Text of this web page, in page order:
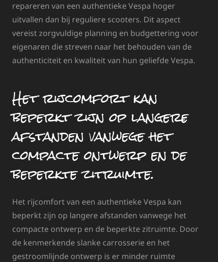
repareren van een authentieke Vespa hoger
uitvallen dan bij reguliere scooters. Dit aspect
vereist zorgvuldige planning en budgettering voor
eigenaren die streven naar het behouden van de
authenticiteit en kwaliteit van hun geliefde Vespa.
Het rijcomfort kan
beperkt zijn op langere
afstanden vanwege het
compacte ontwerp en de
beperkte zitruimte.
Het rijcomfort van een authentieke Vespa kan
beperkt zijn op langere afstanden vanwege het
compacte ontwerp en de beperkte zitruimte. Door
de kenmerkende slanke carrosserie en het
gestroomlijnde ontwerp is er minder ruimte